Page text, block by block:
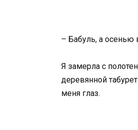
– Бабуль, а осенью
Я замерла с
деревянной
меня глаз.